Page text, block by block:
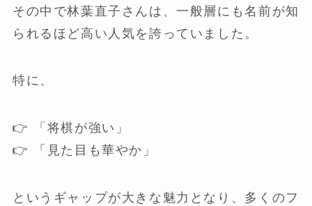
その中で林葉直子さんは、一般層にも名前が知
られるほど高い人気を誇っていました。
特に、
👉 「将棋が強い」
👉 「見た目も華やか」
というギャップが大きな魅力となり、多くのフ